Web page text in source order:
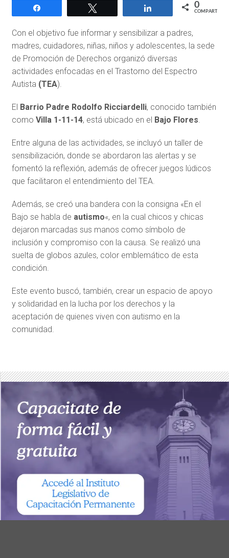
Compartir 0
COMPARTIR
Con el objetivo fue informar y sensibilizar a padres,
madres, cuidadores, niñas, niños y adolescentes, la sede
de Promoción de Derechos organizó diversas
actividades enfocadas en el Trastorno del Espectro
Autista (TEA).
El Barrio Padre Rodolfo Ricciardelli, conocido también
como Villa 1-11-14, está ubicado en el Bajo Flores.
Entre alguna de las actividades, se incluyó un taller de
sensibilización, donde se abordaron las alertas y se
fomentó la reflexión, además de ofrecer juegos lúdicos
que facilitaron el entendimiento del TEA.
Además, se creó una bandera con la consigna «En el
Bajo se habla de autismo«, en la cual chicos y chicas
dejaron marcadas sus manos como símbolo de
inclusión y compromiso con la causa. Se realizó una
suelta de globos azules, color emblemático de esta
condición.
Este evento buscó, también, crear un espacio de apoyo
y solidaridad en la lucha por los derechos y la
aceptación de quienes viven con autismo en la
comunidad.